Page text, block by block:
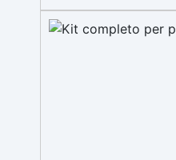
materiali. Certificata
sicura per il contatto